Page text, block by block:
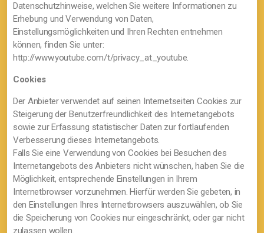
Datenschutzhinweise, welchen Sie weitere Informationen zu
Erhebung und Verwendung von Daten,
Einstellungsmöglichkeiten und Ihren Rechten entnehmen
können, finden Sie unter:
http://www.youtube.com/t/privacy_at_youtube.
Cookies
Der Anbieter verwendet auf seinen Internetseiten Cookies zur
Steigerung der Benutzerfreundlichkeit des Internetangebots
sowie zur Erfassung statistischer Daten zur fortlaufenden
Verbesserung dieses Internetangebots.
Falls Sie eine Verwendung von Cookies bei Besuchen des
Internetangebots des Anbieters nicht wünschen, haben Sie die
Möglichkeit, entsprechende Einstellungen in Ihrem
Internetbrowser vorzunehmen. Hierfür werden Sie gebeten, in
den Einstellungen Ihres Internetbrowsers auszuwählen, ob Sie
die Speicherung von Cookies nur eingeschränkt, oder gar nicht
zulassen wollen.